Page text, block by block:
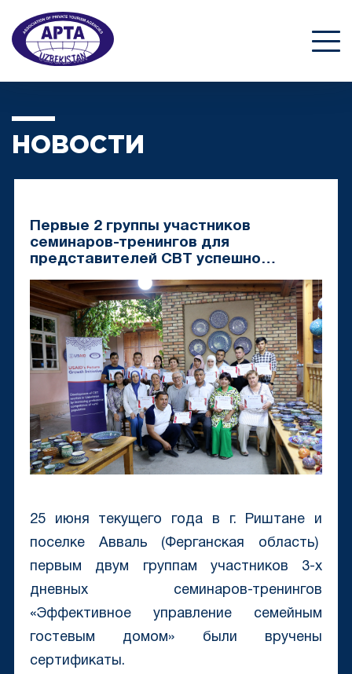
НОВОСТИ
Первые 2 группы участников
семинаров-тренингов для
представителей CBT успешно
25 июня текущего года в г. Риштане и
поселке Авваль (Ферганская область)
первым двум группам участников 3-х
дневных семинаров-тренингов
«Эффективное управление семейным
гостевым домом» были вручены
сертификаты.